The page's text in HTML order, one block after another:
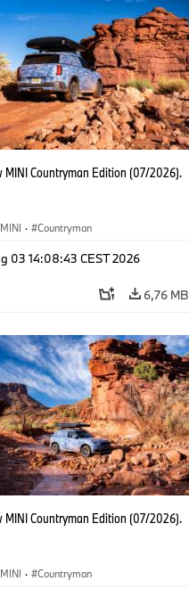
MINI Countryman Edition (07/2026).
MINI · Countryman
03 14:08:43 CEST 2026
6,76 MB
MINI Countryman Edition (07/2026).
MINI · Countryman